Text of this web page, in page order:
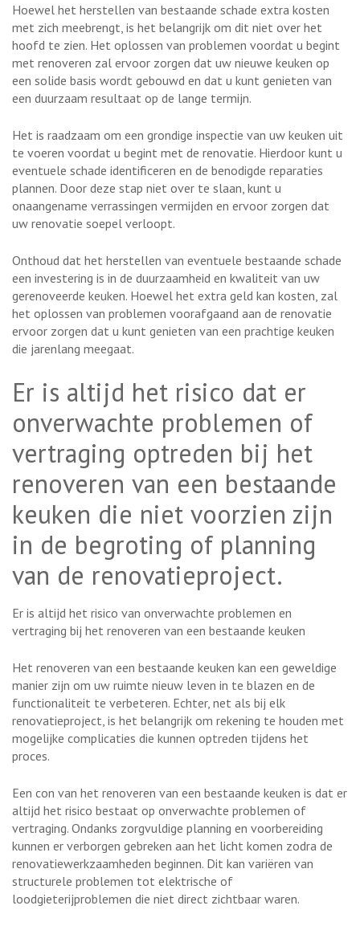
Hoewel het herstellen van bestaande schade extra kosten
met zich meebrengt, is het belangrijk om dit niet over het
hoofd te zien. Het oplossen van problemen voordat u begint
met renoveren zal ervoor zorgen dat uw nieuwe keuken op
een solide basis wordt gebouwd en dat u kunt genieten van
een duurzaam resultaat op de lange termijn.
Het is raadzaam om een grondige inspectie van uw keuken uit
te voeren voordat u begint met de renovatie. Hierdoor kunt u
eventuele schade identificeren en de benodigde reparaties
plannen. Door deze stap niet over te slaan, kunt u
onaangename verrassingen vermijden en ervoor zorgen dat
uw renovatie soepel verloopt.
Onthoud dat het herstellen van eventuele bestaande schade
een investering is in de duurzaamheid en kwaliteit van uw
gerenoveerde keuken. Hoewel het extra geld kan kosten, zal
het oplossen van problemen voorafgaand aan de renovatie
ervoor zorgen dat u kunt genieten van een prachtige keuken
die jarenlang meegaat.
Er is altijd het risico dat er
onverwachte problemen of
vertraging optreden bij het
renoveren van een bestaande
keuken die niet voorzien zijn
in de begroting of planning
van de renovatieproject.
Er is altijd het risico van onverwachte problemen en
vertraging bij het renoveren van een bestaande keuken
Het renoveren van een bestaande keuken kan een geweldige
manier zijn om uw ruimte nieuw leven in te blazen en de
functionaliteit te verbeteren. Echter, net als bij elk
renovatieproject, is het belangrijk om rekening te houden met
mogelijke complicaties die kunnen optreden tijdens het
proces.
Een con van het renoveren van een bestaande keuken is dat er
altijd het risico bestaat op onverwachte problemen of
vertraging. Ondanks zorgvuldige planning en voorbereiding
kunnen er verborgen gebreken aan het licht komen zodra de
renovatiewerkzaamheden beginnen. Dit kan variëren van
structurele problemen tot elektrische of
loodgieterijproblemen die niet direct zichtbaar waren.